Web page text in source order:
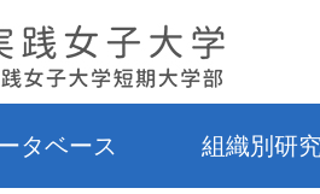
タベース 組織別研